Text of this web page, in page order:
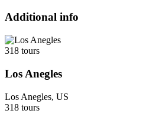
Additional info
318 tours
Los Anegles
Los Anegles, US
318 tours